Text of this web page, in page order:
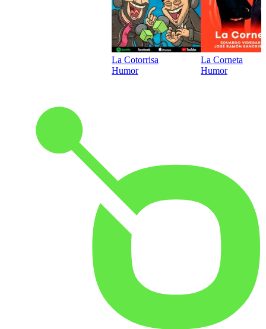
La Cotorrisa
Humor
La Corneta
Humor